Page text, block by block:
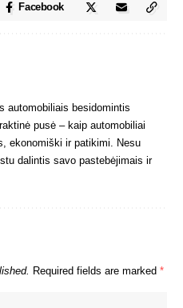
Facebook
automobiliais besidomintis
pusė – kaip automobiliai
ekonomiški ir patikimi. Nesu
dalintis savo pastebėjimais ir
Required fields are marked *